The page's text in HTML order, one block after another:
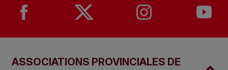
ASSOCIATIONS PROVINCIALES DE